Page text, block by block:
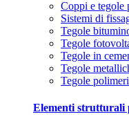
Coppi e tegole
Sistemi di
Tegole
Tegole
Tegole in
Tegole
Tegole
Elementi strutturali